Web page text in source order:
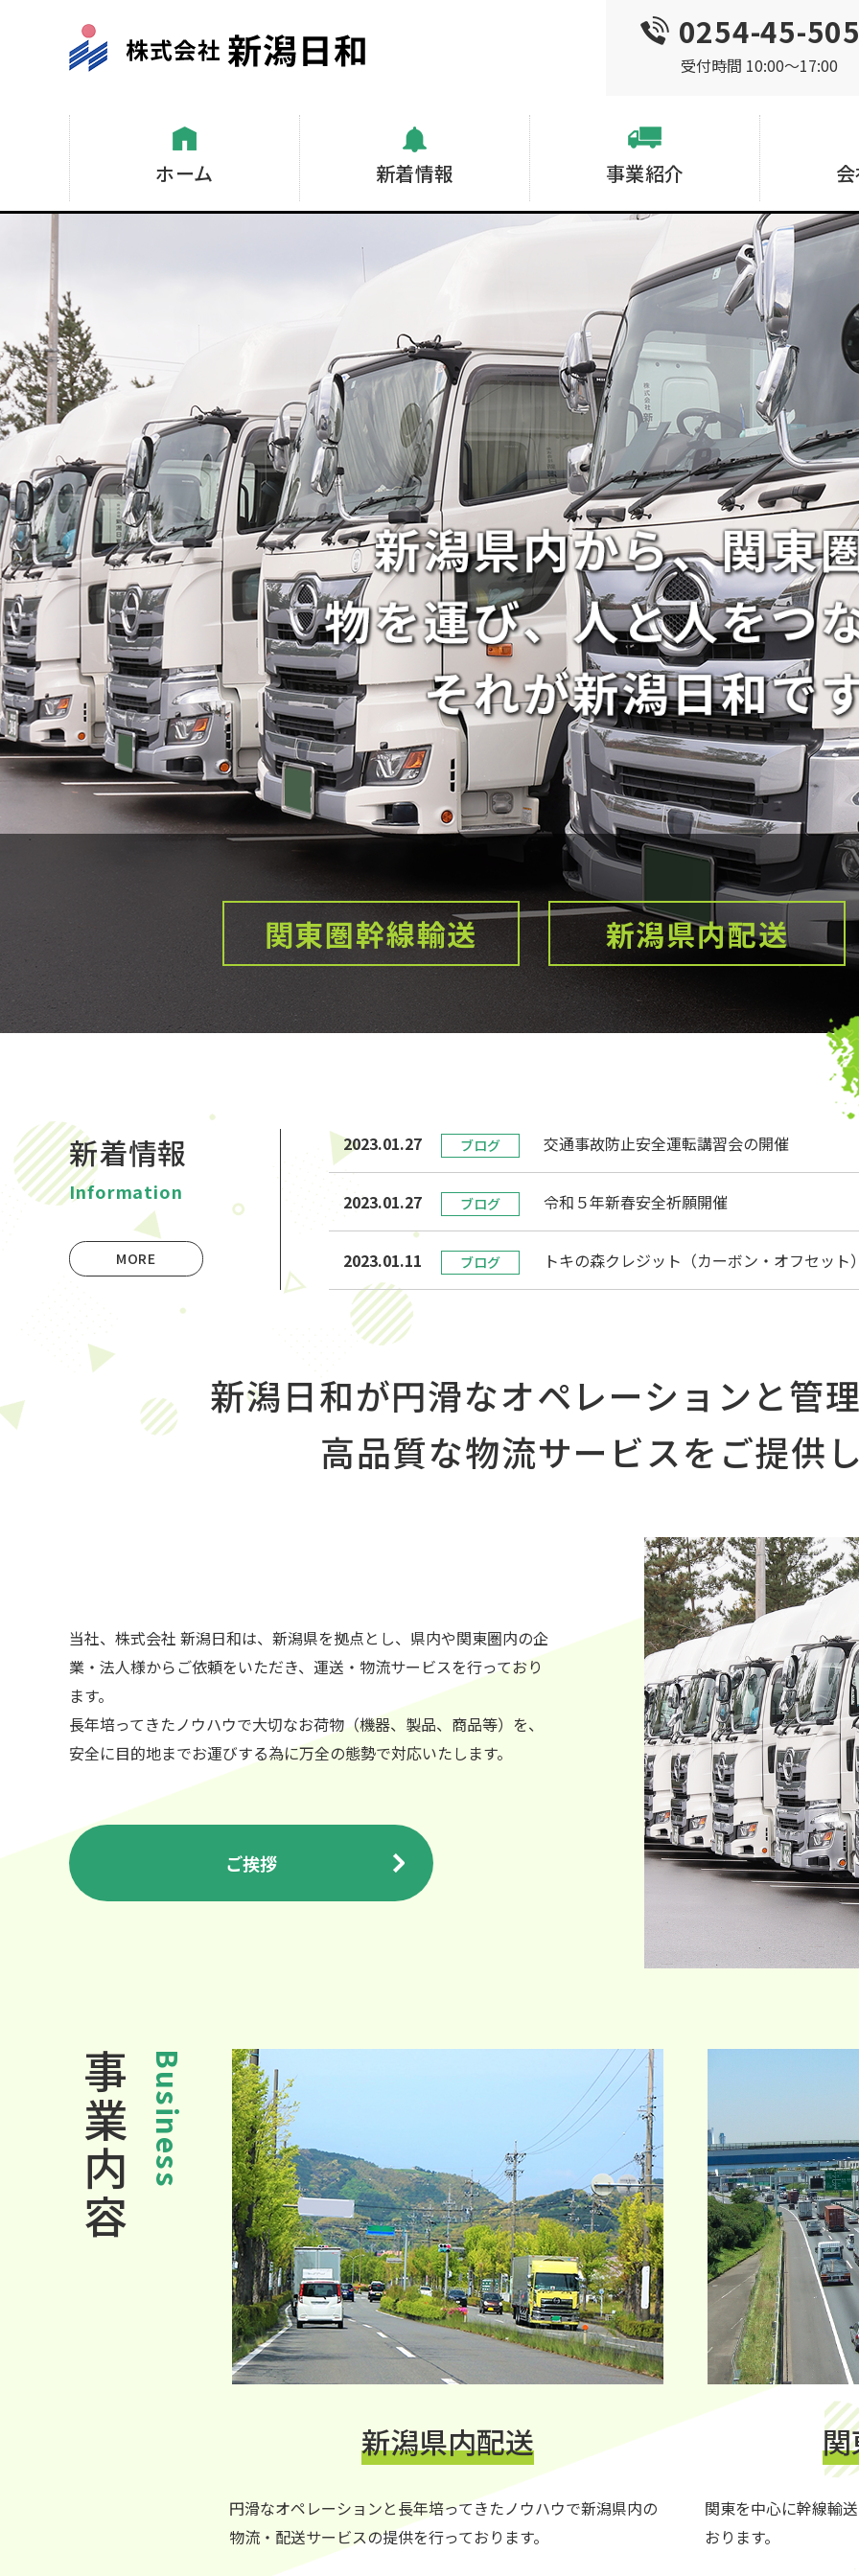
0254-45-
受付時間 10:00〜17:00
ホーム 新着情報 事業紹介
関東圏幹線輸送 新潟県内配送
新着情報
Information
MORE
2023.01.27 ブログ 交通事故防止安全運転講習会の開催
2023.01.27 ブログ 令和５年新春安全祈願開催
2023.01.11 ブログ トキの森クレジット（カーボン・オフセット
新潟日和が円滑なオペレーションと管
高品質な物流サービスをご提供
当社、株式会社 新潟日和は、新潟県を拠点とし、県内や関東圏内の企
業・法人様からご依頼をいただき、運送・物流サービスを行っており
ます。
長年培ってきたノウハウで大切なお荷物（機器、製品、商品等）を、
安全に目的地までお運びする為に万全の態勢で対応いたします。
ご挨拶
Business
事業内容
新潟県内配送
円滑なオペレーションと長年培ってきたノウハウで新潟県内の
物流・配送サービスの提供を行っております。
関東を中心に幹線輸
おります。